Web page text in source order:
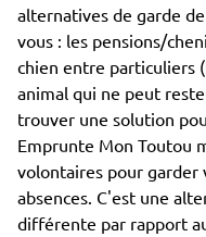
alternatives de garde
vous : les pensions/
chien entre particuliers
animal qui ne peut
trouver une solution
Emprunte Mon Toutou
volontaires pour garder
absences. C'est une
différente par rapport